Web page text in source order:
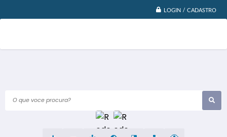
LOGIN / CADASTRO
O que voce procura?